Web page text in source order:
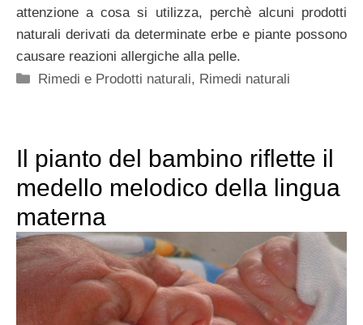
attenzione a cosa si utilizza, perchè alcuni prodotti
naturali derivati da determinate erbe e piante possono
causare reazioni allergiche alla pelle.
Categorie
Rimedi e Prodotti naturali, Rimedi naturali
Il pianto del bambino riflette il
medello melodico della lingua
materna